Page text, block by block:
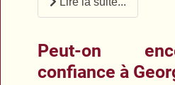
Peut-on
confiance à